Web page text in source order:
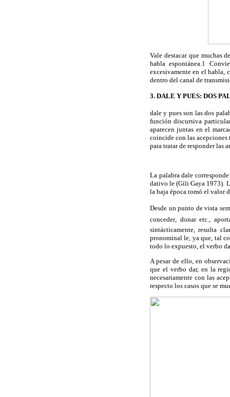
Vale destacar que muchas
habla espontánea.1
excesivamente en el habla,
dentro del canal de
3. DALE Y PUES: DOS
dale y pues son las dos
función discursiva
aparecen juntas en el
coincide con las
para tratar de responder las
La palabra dale
dativo le (Gili Gaya 1973).
la baja época tomó el valor
Desde un punto de vista
conceder, donar etc.,
sintácticamente, resulta
pronominal le, ya que, tal
todo lo expuesto, el verbo
A pesar de ello, en
que el verbo dar, en la
necesariamente con las
respecto los casos que se